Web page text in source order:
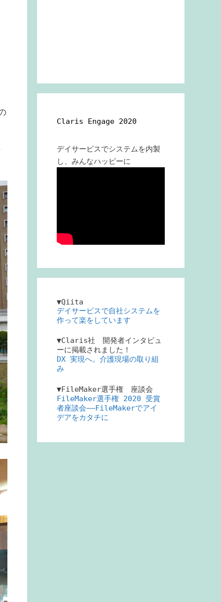
Claris Engage 2020
デイサービスでシステムを内製
し、みんなハッピーに
▼Qiita
デイサービスで自社システムを
作って楽をしています
▼Claris社 開発者インタビュ
ーに掲載されました！
DX 実現へ。介護現場の取り組
み
▼FileMaker選手権 座談会
FileMaker選手権 2020 受賞
者座談会――FileMakerでアイ
デアをカタチに